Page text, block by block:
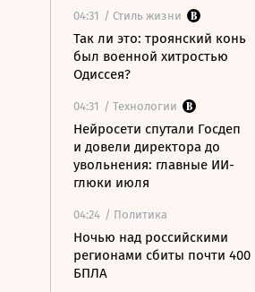
04:31 / Стиль жизни
Так ли это: троянский конь
был военной хитростью
Одиссея?
04:31 / Технологии
Нейросети спутали Госдеп
и довели директора до
увольнения: главные ИИ-
глюки июля
04:24 / Политика
Ночью над российскими
регионами сбиты почти 400
БПЛА